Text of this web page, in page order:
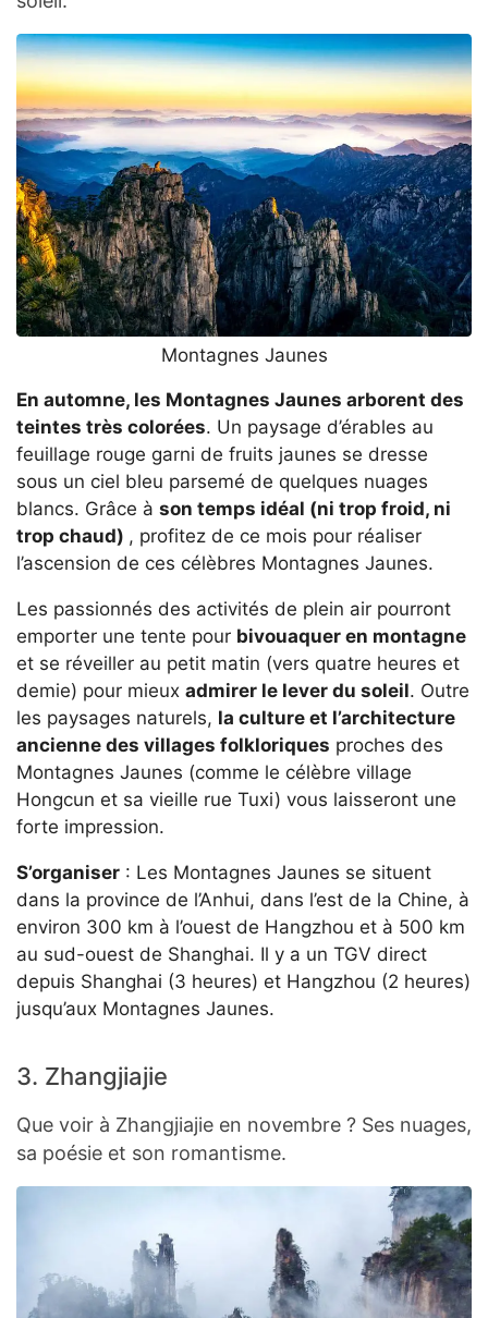
Montagnes Jaunes
En automne, les Montagnes Jaunes arborent des
teintes très colorées. Un paysage d’érables au
feuillage rouge garni de fruits jaunes se dresse
sous un ciel bleu parsemé de quelques nuages
blancs. Grâce à son temps idéal (ni trop froid, ni
trop chaud) , profitez de ce mois pour réaliser
l’ascension de ces célèbres Montagnes Jaunes.
Les passionnés des activités de plein air pourront
emporter une tente pour bivouaquer en montagne
et se réveiller au petit matin (vers quatre heures et
demie) pour mieux admirer le lever du soleil. Outre
les paysages naturels, la culture et l’architecture
ancienne des villages folkloriques proches des
Montagnes Jaunes (comme le célèbre village
Hongcun et sa vieille rue Tuxi) vous laisseront une
forte impression.
S’organiser : Les Montagnes Jaunes se situent
dans la province de l’Anhui, dans l’est de la Chine, à
environ 300 km à l’ouest de Hangzhou et à 500 km
au sud-ouest de Shanghai. Il y a un TGV direct
depuis Shanghai (3 heures) et Hangzhou (2 heures)
jusqu’aux Montagnes Jaunes.
3. Zhangjiajie
Que voir à Zhangjiajie en novembre ? Ses nuages,
sa poésie et son romantisme.